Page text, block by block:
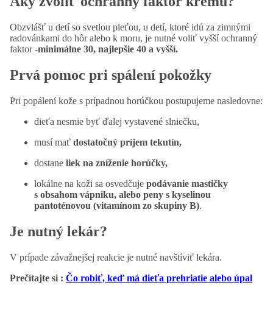
Obzvlášť u detí so svetlou pleťou, u detí, ktoré idú za zimnými
radovánkami do hôr alebo k moru, je nutné voliť vyšší ochranný
faktor -minimálne 30, najlepšie 40 a vyšší.
Prvá pomoc pri spálení pokožky
Pri popálení kože s prípadnou horúčkou postupujeme nasledovne:
dieťa nesmie byť ďalej vystavené slniečku,
musí mať dostatočný príjem tekutín,
dostane liek na zníženie horúčky,
lokálne na koži sa osvedčuje podávanie mastičky
s obsahom vápniku, alebo peny s kyselinou
pantoténovou (vitamínom zo skupiny B).
Je nutný lekár?
V prípade závažnejšej reakcie je nutné navštíviť lekára.
Prečítajte si : Čo robiť, keď má dieťa prehriatie alebo úpal